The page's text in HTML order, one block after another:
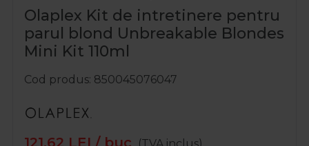
Olaplex Kit de intretinere pentru
parul blond Unbreakable Blondes
Mini Kit 110ml
Cod produs 850045076047
121,62 LEI / buc (TVA inclus)